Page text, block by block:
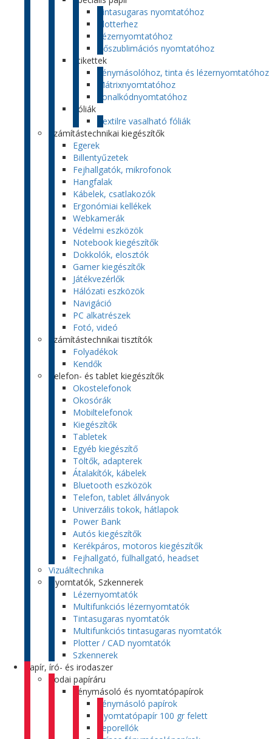
Tintasugaras nyomtatóhoz
Plotterhez
Lézernyomtatóhoz
Hőszublimációs nyomtatóhoz
Etikettek
Fénymásolóhoz, tinta és lézernyomtatóhoz
Mátrixnyomtatóhoz
Vonalkódnyomtatóhoz
Fóliák
Textilre vasalható fóliák
Számítástechnikai kiegészítők
Egerek
Billentyűzetek
Fejhallgatók, mikrofonok
Hangfalak
Kábelek, csatlakozók
Ergonómiai kellékek
Webkamerák
Védelmi eszközök
Notebook kiegészítők
Dokkolók, elosztók
Gamer kiegészítők
Játékvezérlők
Hálózati eszközök
Navigáció
PC alkatrészek
Fotó, videó
Számítástechnikai tisztítók
Folyadékok
Kendők
Telefon- és tablet kiegészítők
Okostelefonok
Okosórák
Mobiltelefonok
Kiegészítők
Tabletek
Egyéb kiegészítő
Töltők, adapterek
Átalakítók, kábelek
Bluetooth eszközök
Telefon, tablet állványok
Univerzális tokok, hátlapok
Power Bank
Autós kiegészítők
Kerékpáros, motoros kiegészítők
Fejhallgató, fülhallgató, headset
Vizuáltechnika
Nyomtatók, Szkennerek
Lézernyomtatók
Multifunkciós lézernyomtatók
Tintasugaras nyomtatók
Multifunkciós tintasugaras nyomtatók
Plotter / CAD nyomtatók
Szkennerek
Papír, író- és irodaszer
Irodai papíráru
Fénymásoló és nyomtatópapírok
Fénymásoló papírok
Nyomtatópapír 100 gr felett
Leporellók